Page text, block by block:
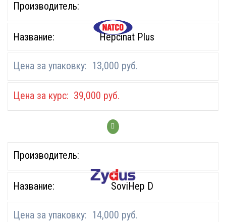
Hepcinat Plus
13,000 руб.
39,000 руб.
SoviHep D
14,000 руб.